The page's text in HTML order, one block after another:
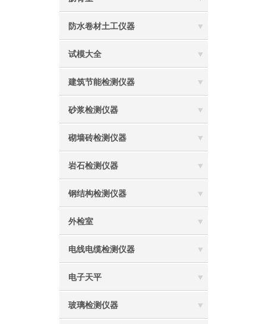
防水卷材土工仪器
试模大全
建筑节能检测仪器
砂浆检测仪器
砌墙砖检测仪器
岩石检测仪器
钢结构检测仪器
外检室
电线电缆检测仪器
电子天平
玻璃检测仪器